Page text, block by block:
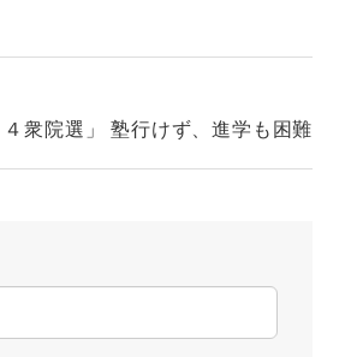
４衆院選」 塾行けず、進学も困難